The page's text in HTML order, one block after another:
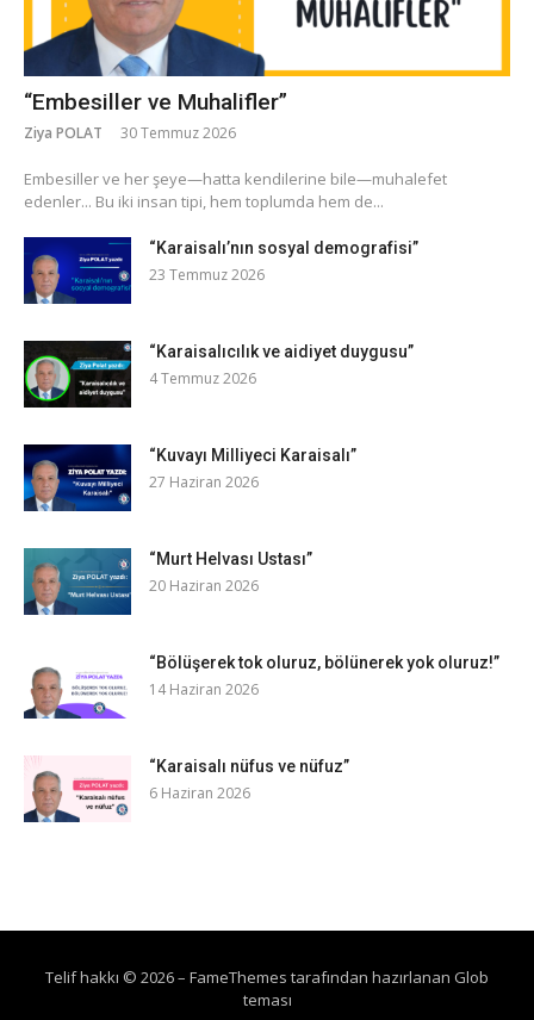
“Embesiller ve Muhalifler”
Ziya POLAT 30 Temmuz 2026
​Embesiller ve her şeye—hatta kendilerine bile—muhalefet
edenler... Bu iki insan tipi, hem toplumda hem de...
“Karaisalı’nın sosyal demografisi”
23 Temmuz 2026
“Karaisalıcılık ve aidiyet duygusu”
4 Temmuz 2026
“Kuvayı Milliyeci Karaisalı”
27 Haziran 2026
“Murt Helvası Ustası”
20 Haziran 2026
“Bölüşerek tok oluruz, bölünerek yok oluruz!”
14 Haziran 2026
“Karaisalı nüfus ve nüfuz”
6 Haziran 2026
Telif hakkı © 2026– FameThemes tarafından hazırlanan Glob
teması